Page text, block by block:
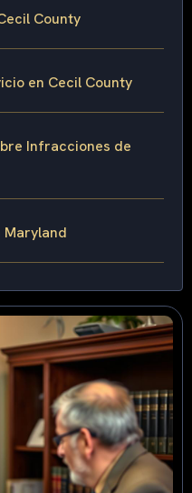
County
en Cecil County
Infracciones de
Maryland